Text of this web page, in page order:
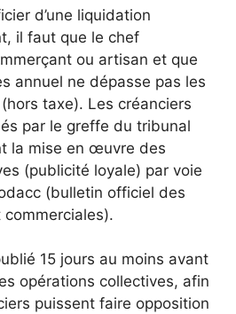
d’une liquidation
il faut que le chef
ou artisan et que
annuel ne dépasse pas les
taxe). Les créanciers
par le greffe du tribunal
la mise en œuvre des
(publicité loyale) par voie
(bulletin officiel des
15 jours au moins avant
opérations collectives, afin
puissent faire opposition